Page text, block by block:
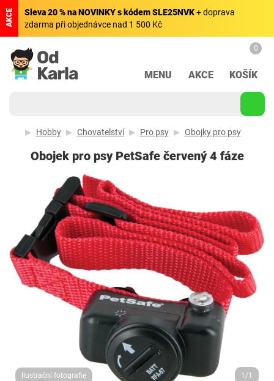
AKCE Sleva 20 % na NOVINKY s kódem SLE25NVK+ doprava
zdarma při objednávce nad 1 500 Kč
MENU AKCE
0
KOŠÍK
Hobby Chovatelství Pro psy Obojky pro psy
Obojek pro psy PetSafe červený 4 fáze
Ilustrační fotografie 1/1